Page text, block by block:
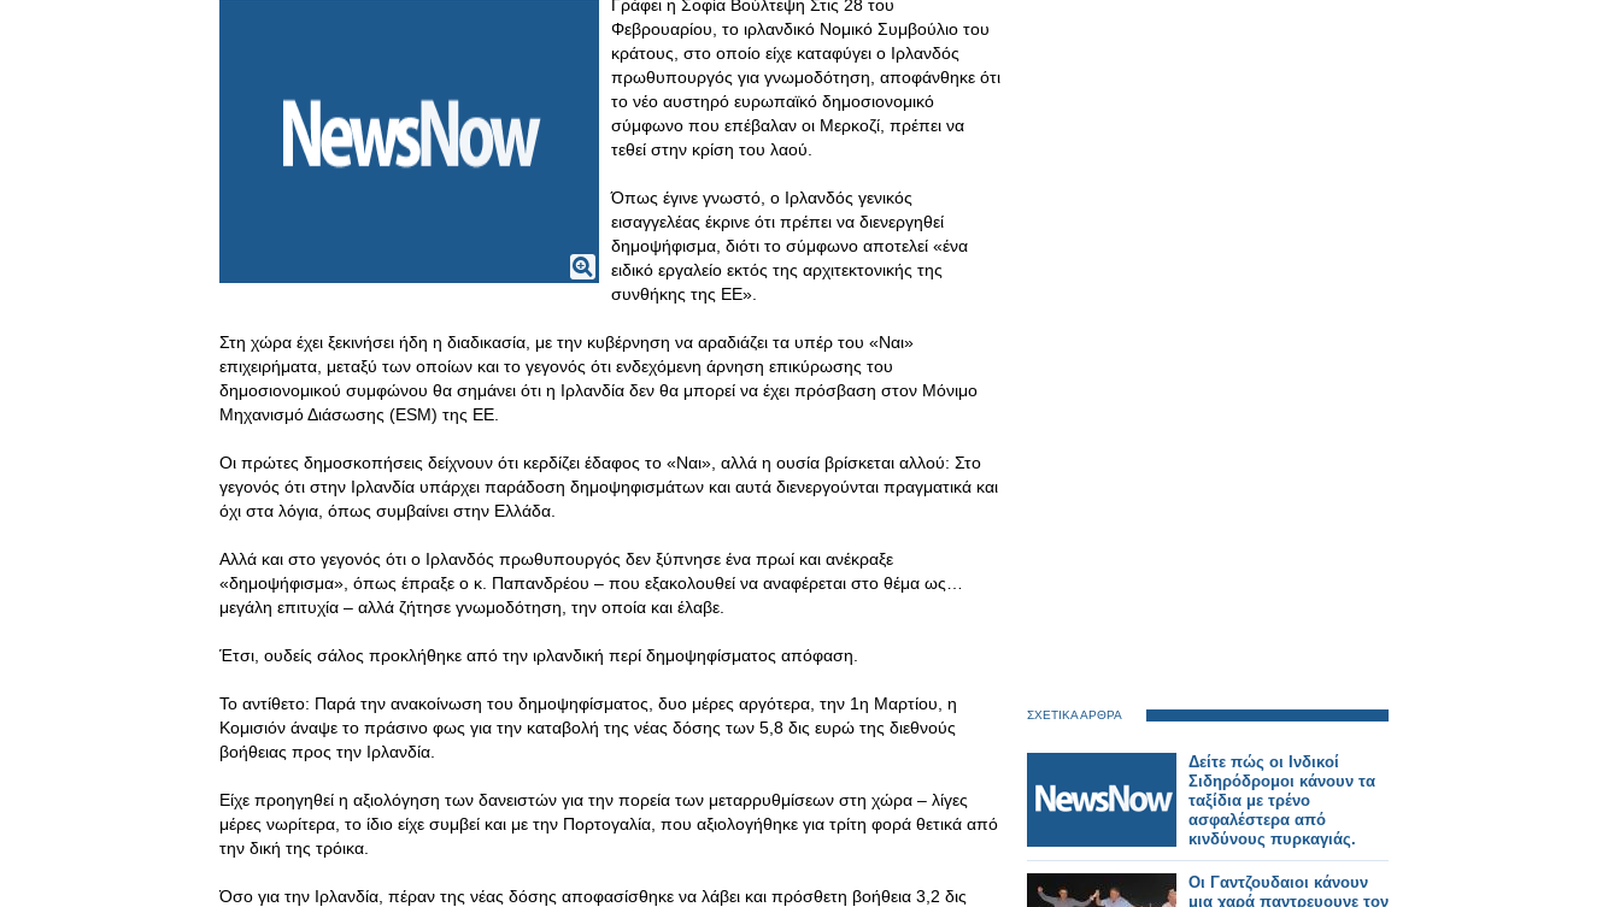
Γράφει η Σοφία Βούλτεψη Στις 28 του
Φεβρουαρίου, το ιρλανδικό Νομικό Συμβούλιο του
κράτους, στο οποίο είχε καταφύγει ο Ιρλανδός
πρωθυπουργός για γνωμοδότηση, αποφάνθηκε ότι
το νέο αυστηρό ευρωπαϊκό δημοσιονομικό
σύμφωνο που επέβαλαν οι Μερκοζί, πρέπει να
τεθεί στην κρίση του λαού.
Όπως έγινε γνωστό, ο Ιρλανδός γενικός
εισαγγελέας έκρινε ότι πρέπει να διενεργηθεί
δημοψήφισμα, διότι το σύμφωνο αποτελεί «ένα
ειδικό εργαλείο εκτός της αρχιτεκτονικής της
συνθήκης της ΕΕ».
Στη χώρα έχει ξεκινήσει ήδη η διαδικασία, με την κυβέρνηση να αραδιάζει τα υπέρ του «Ναι»
επιχειρήματα, μεταξύ των οποίων και το γεγονός ότι ενδεχόμενη άρνηση επικύρωσης του
δημοσιονομικού συμφώνου θα σημάνει ότι η Ιρλανδία δεν θα μπορεί να έχει πρόσβαση στον Μόνιμο
Μηχανισμό Διάσωσης (ESM) της ΕΕ.
Οι πρώτες δημοσκοπήσεις δείχνουν ότι κερδίζει έδαφος το «Ναι», αλλά η ουσία βρίσκεται αλλού: Στο
γεγονός ότι στην Ιρλανδία υπάρχει παράδοση δημοψηφισμάτων και αυτά διενεργούνται πραγματικά και
όχι στα λόγια, όπως συμβαίνει στην Ελλάδα.
Αλλά και στο γεγονός ότι ο Ιρλανδός πρωθυπουργός δεν ξύπνησε ένα πρωί και ανέκραξε
«δημοψήφισμα», όπως έπραξε ο κ. Παπανδρέου – που εξακολουθεί να αναφέρεται στο θέμα ως…
μεγάλη επιτυχία – αλλά ζήτησε γνωμοδότηση, την οποία και έλαβε.
Έτσι, ουδείς σάλος προκλήθηκε από την ιρλανδική περί δημοψηφίσματος απόφαση.
Το αντίθετο: Παρά την ανακοίνωση του δημοψηφίσματος, δυο μέρες αργότερα, την 1η Μαρτίου, η
Κομισιόν άναψε το πράσινο φως για την καταβολή της νέας δόσης των 5,8 δις ευρώ της διεθνούς
βοήθειας προς την Ιρλανδία.
Είχε προηγηθεί η αξιολόγηση των δανειστών για την πορεία των μεταρρυθμίσεων στη χώρα – λίγες
μέρες νωρίτερα, το ίδιο είχε συμβεί και με την Πορτογαλία, που αξιολογήθηκε για τρίτη φορά θετικά από
την δική της τρόικα.
Όσο για την Ιρλανδία, πέραν της νέας δόσης αποφασίσθηκε να λάβει και πρόσθετη βοήθεια 3,2 δις
ΣΧΕΤΙΚΑ ΑΡΘΡΑ
Δείτε πώς οι Ινδικοί
Σιδηρόδρομοι κάνουν τα
ταξίδια με τρένο
ασφαλέστερα από
κινδύνους πυρκαγιάς.
Οι Γαντζουδαιοι κάνουν
μια χαρά παντρευουνε τον